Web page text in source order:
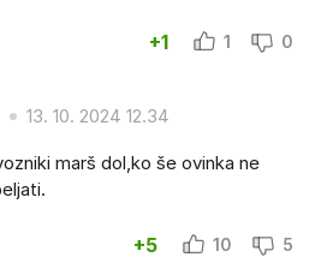
+1 1 0
13. 10. 2024 12.34
marš dol,ko še ovinka ne
+5 10 5